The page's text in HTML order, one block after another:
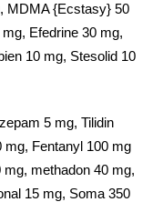
MDMA {Ecstasy} 50
Efedrine 30 mg,
10 mg, Stesolid 10
5 mg, Tilidin
mg, Fentanyl 100 mg
methadon 40 mg,
15 mg, Soma 350